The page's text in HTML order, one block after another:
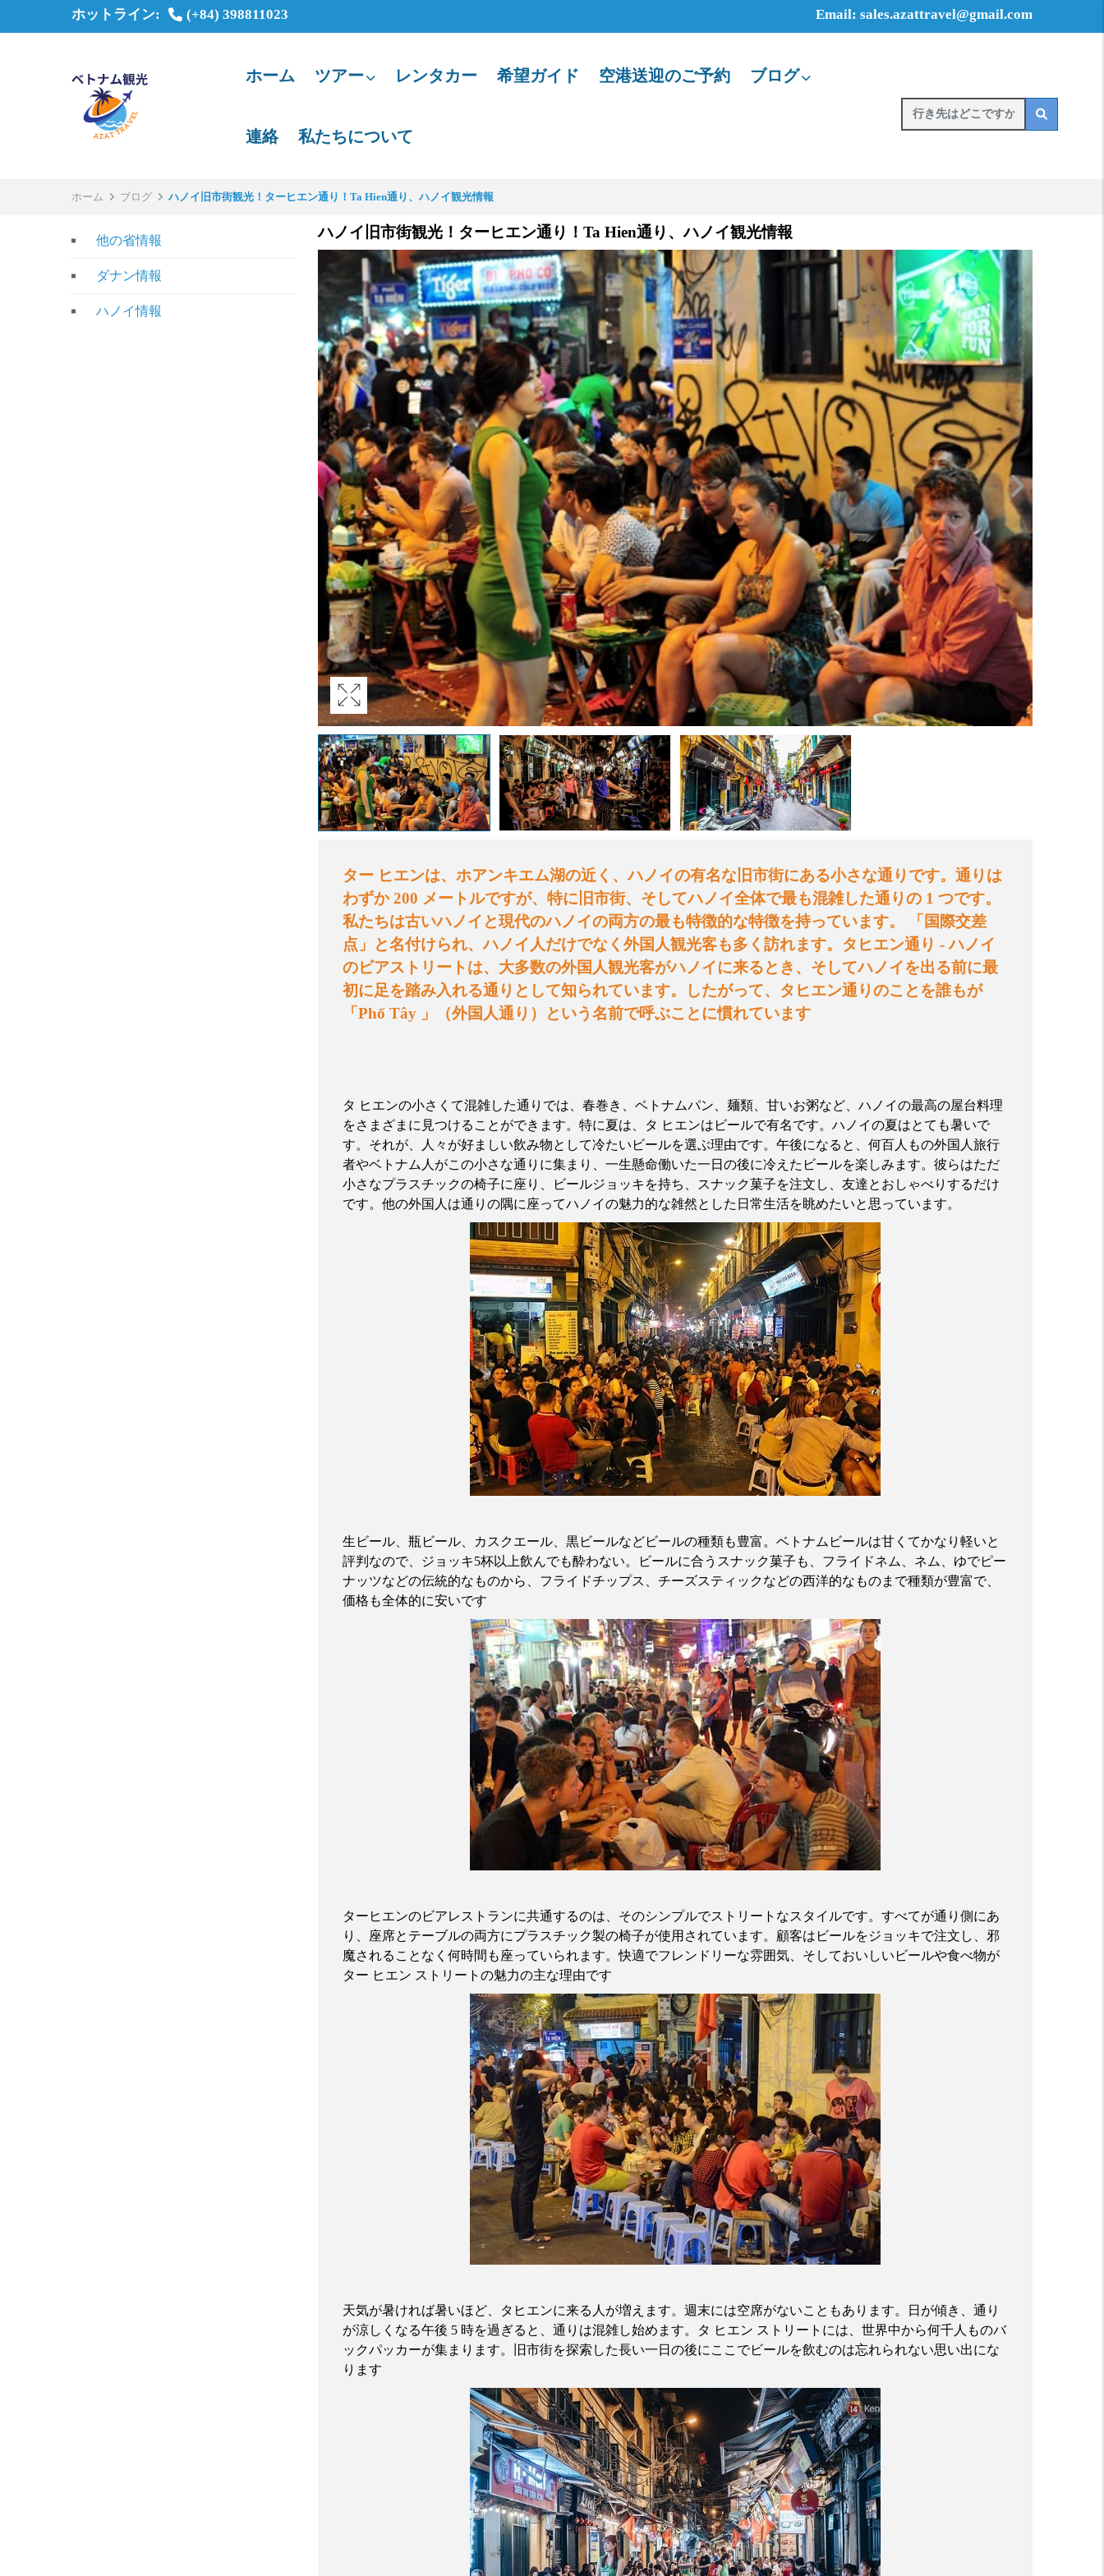
ホットライン: (+84) 398811023 Email: sales.azattravel@gmail.com
ホーム ツアー レンタカー 希望ガイド 空港送迎のご予約 ブログ
連絡 私たちについて
ホーム ブログ ハノイ旧市街観光！ターヒエン通り！Ta Hien通り、ハノイ観光情報
他の省情報
ダナン情報
ハノイ情報
ハノイ旧市街観光！ターヒエン通り！Ta Hien通り、ハノイ観光情報
ター ヒエンは、ホアンキエム湖の近く、ハノイの有名な旧市街にある小さな通りです。通りは
わずか200 メートルですが、特に旧市街、そしてハノイ全体で最も混雑した通りの 1 つです。
私たちは古いハノイと現代のハノイの両方の最も特徴的な特徴を持っています。
「国際交差
点」と名付けられ、ハノイ人だけでなく外国人観光客も多く訪れます。タヒエン通り -ハノイ
のビアストリートは、大多数の外国人観光客がハノイに来るとき、そしてハノイを出る前に最
初に足を踏み入れる通りとして知られています。したがって、タヒエン通りのことを誰もが
「 Phố Tây 」（外国人通り）という名前で呼ぶことに慣れています
タ ヒエンの小さくて混雑した通りでは、春巻き、ベトナムパン、麺類、甘いお粥など、ハノイの最高の屋台料理
をさまざまに見つけることができます。特に夏は、タ ヒエンはビールで有名です。ハノイの夏はとても暑いで
す。それが、人々が好ましい飲み物として冷たいビールを選ぶ理由です。午後になると、何百人もの外国人旅行
者やベトナム人がこの小さな通りに集まり、一生懸命働いた一日の後に冷えたビールを楽しみます。彼らはただ
小さなプラスチックの椅子に座り、ビールジョッキを持ち、スナック菓子を注文し、友達とおしゃべりするだけ
です。他の外国人は通りの隅に座ってハノイの魅力的な雑然とした日常生活を眺めたいと思っています。
生ビール、瓶ビール、カスクエール、黒ビールなどビールの種類も豊富。ベトナムビールは甘くてかなり軽いと
評判なので、ジョッキ5杯以上飲んでも酔わない。ビールに合うスナック菓子も、フライドネム、ネム、ゆでピー
ナッツなどの伝統的なものから、フライドチップス、チーズスティックなどの西洋的なものまで種類が豊富で、
価格も全体的に安いです
ターヒエンのビアレストランに共通するのは、そのシンプルでストリートなスタイルです。すべてが通り側にあ
り、座席とテーブルの両方にプラスチック製の椅子が使用されています。顧客はビールをジョッキで注文し、邪
魔されることなく何時間も座っていられます。快適でフレンドリーな雰囲気、そしておいしいビールや食べ物が
ター ヒエン ストリートの魅力の主な理由です
天気が暑ければ暑いほど、タヒエンに来る人が増えます。週末には空席がないこともあります。日が傾き、通り
が涼しくなる午後 5 時を過ぎると、通りは混雑し始めます。タ ヒエン ストリートには、世界中から何千人ものバ
ックパッカーが集まります。旧市街を探索した長い一日の後にここでビールを飲むのは忘れられない思い出にな
ります